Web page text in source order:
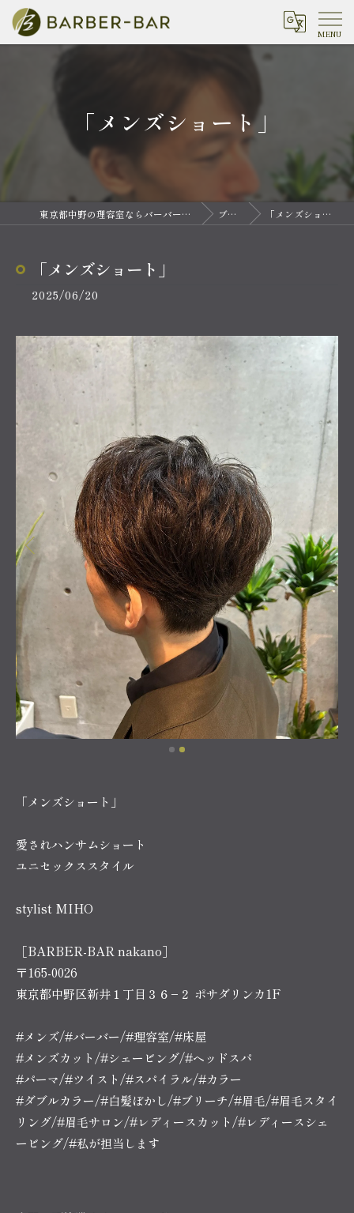
「メンズショート」
東京都中野の理容室ならバーバーバー 中野 ブログ 「メンズショート」
「メンズショート」
2025/06/20
「メンズショート」
愛されハンサムショート
ユニセックススタイル
stylist MIHO
［BARBER-BAR nakano］
〒165-0026
東京都中野区新井１丁目３６−２ ポサダリンカ1F
#メンズ/#バーバー/#理容室/#床屋
#メンズカット/#シェービング/#ヘッドスパ
#パーマ/#ツイスト/#スパイラル/#カラー
#ダブルカラー/#白髪ぼかし/#ブリーチ/#眉毛/#眉毛スタイ
リング/#眉毛サロン/#レディースカット/#レディースシェ
ービング/#私が担当します